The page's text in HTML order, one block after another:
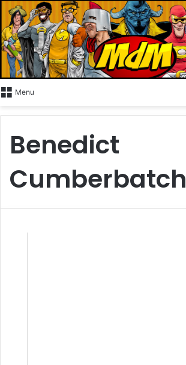
Menu
Benedict
Cumberbatch